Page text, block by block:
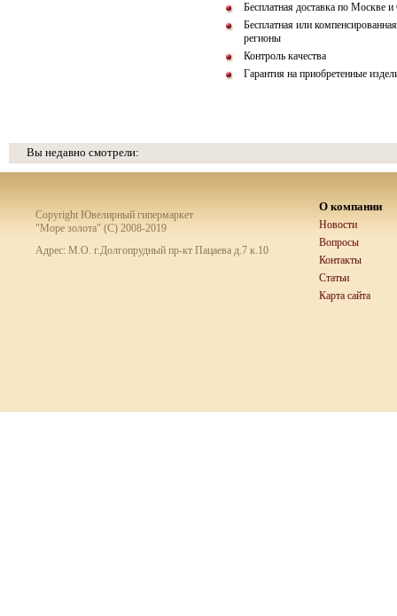
Бесплатная доставка по Москве
Бесплатная или
регионы
Контроль качества
Гарантия на приобретенные
Вы недавно смотрели:
Copyright Ювелирный гипермаркет
"Море золота" (C) 2008-2019
Адрес: М.О. г.Долгопрудный пр-кт Пацаева д.7 к.10
О компании
Новости
Вопросы
Контакты
Статьи
Карта сайта